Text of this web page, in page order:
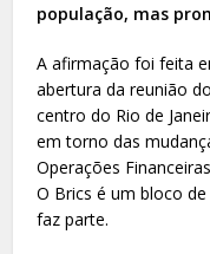
população, mas
A afirmação foi feita
abertura da reunião
centro do Rio de
em torno das
Operações
O Brics é um bloco
faz parte.